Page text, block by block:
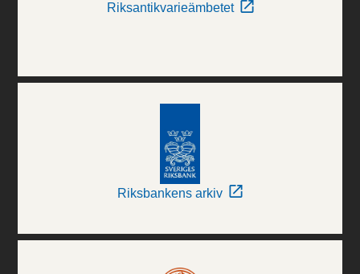
Riksantikvarieämbetet
Riksbankens arkiv